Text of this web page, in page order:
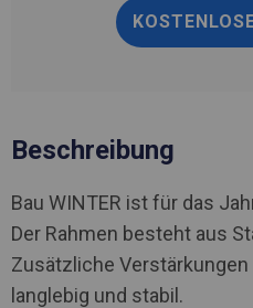
Beschreibung
Bau WINTER ist für das
Der Rahmen besteht aus
Zusätzliche
langlebig und stabil.